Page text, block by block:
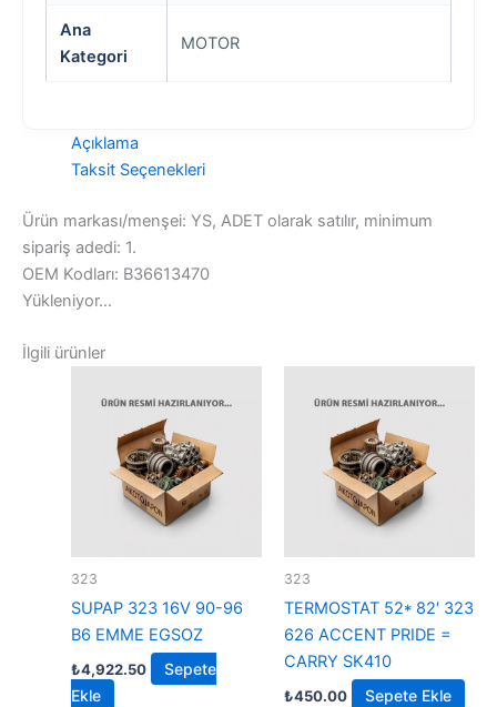
Ana
Kategori
MOTOR
Açıklama
Taksit Seçenekleri
Ürün markası/menşei: YS, ADET olarak satılır, minimum
sipariş adedi: 1.
OEM Kodları: B36613470
Yükleniyor...
İlgili ürünler
323
SUPAP 323 16V 90-96
B6 EMME EGSOZ
₺4,922.50
Sepete
Ekle
323
TERMOSTAT 52* 82′ 323
626 ACCENT PRIDE =
CARRY SK410
₺450.00 Sepete Ekle